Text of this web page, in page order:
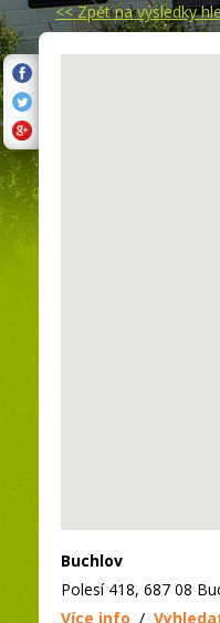
<<Zpět na výsledky
Buchlov
Polesí 418, 687 08
Více info /